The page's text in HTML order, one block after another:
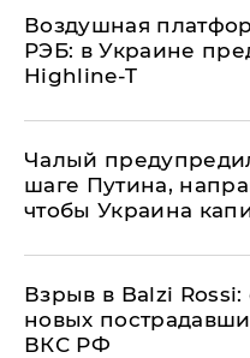
Воздушная
РЭБ: в Украине
Highline-T
Чалый
шаге Путина,
чтобы Украина
Взрыв в Balzi Rossi:
новых
ВКС РФ